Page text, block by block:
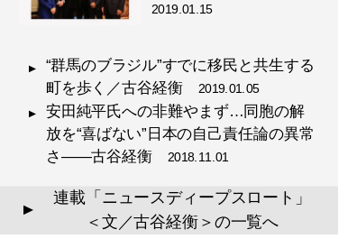
2019.01.15
“群馬のブラジル”すでに移民と共生する
町を歩く／古谷経衡 2019.01.05
安田純平氏への非難やまず…同胞の解
放を“喜ばない”日本の自己責任論の異常
さ――古谷経衡 2018.11.01
▲
連載「ニュースディープスロート」
＜文／古谷経衡＞の一覧へ